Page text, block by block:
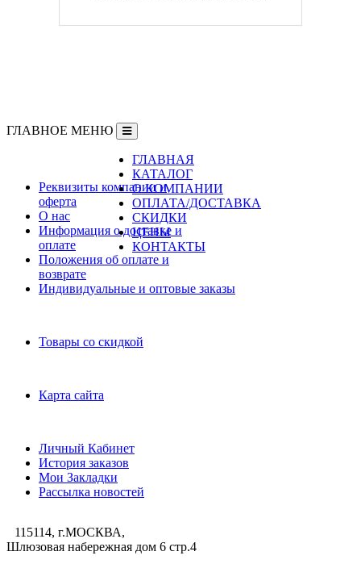
ГЛАВНОЕ МЕНЮ
ГЛАВНАЯ
КАТАЛОГ
О КОМПАНИИ
ОПЛАТА/ДОСТАВКА
СКИДКИ
ЦЕНЫ
КОНТАКТЫ
Реквизиты компании и
оферта
О нас
Информация о доставке и
оплате
Положения об оплате и
возврате
Индивидуальные и оптовые заказы
Товары со скидкой
Карта сайта
Личный Кабинет
История заказов
Мои Закладки
Рассылка новостей
115114, г.МОСКВА,
Шлюзовая набережная дом 6 стр.4